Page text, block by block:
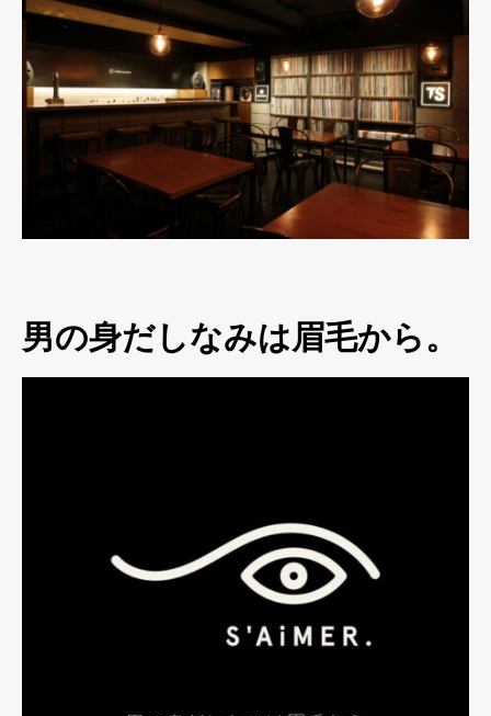
男の身だしなみは眉毛から。